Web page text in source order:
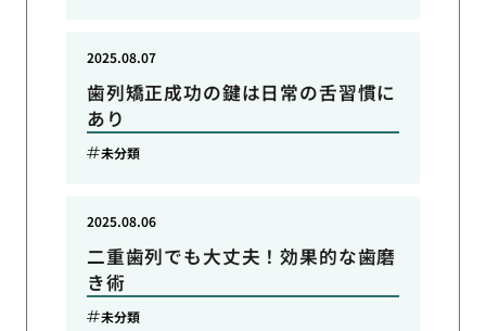
歯列矯正成功の鍵は日常の舌習慣に
あり
2025.08.07
未分類
二重歯列でも大丈夫！効果的な歯磨
き術
2025.08.06
未分類